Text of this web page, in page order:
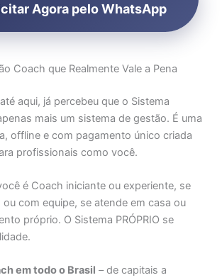
Agora pelo WhatsApp
Coach que Realmente Vale a Pena
aqui, já percebeu que o Sistema
mais um sistema de gestão. É uma
offline e com pagamento único criada
profissionais como você.
é Coach iniciante ou experiente, se
com equipe, se atende em casa ou
próprio. O Sistema PRÓPRIO se
em todo o Brasil – de capitais a